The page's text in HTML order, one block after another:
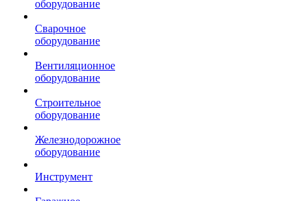
оборудование
Сварочное
оборудование
Вентиляционное
оборудование
Строительное
оборудование
Железнодорожное
оборудование
Инструмент